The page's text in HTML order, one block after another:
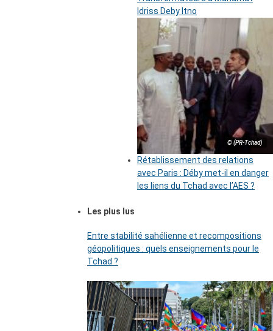
Idriss Deby Itno
© (PR-Tchad)
Rétablissement des relations
avec Paris : Déby met-il en danger
les liens du Tchad avec l’AES ?
Les plus lus
Entre stabilité sahélienne et recompositions
géopolitiques : quels enseignements pour le
Tchad ?